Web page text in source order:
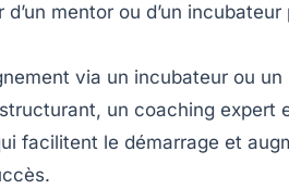
d’un mentor ou d’un incubateur
via un incubateur ou un
un coaching expert
facilitent le démarrage et